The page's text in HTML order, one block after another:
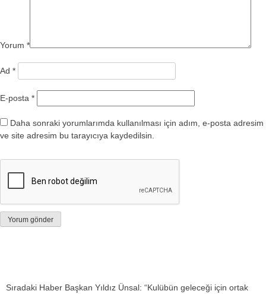
Yorum *
Ad *
E-posta *
Daha sonraki yorumlarımda kullanılması için adım, e-posta adresim
ve site adresim bu tarayıcıya kaydedilsin.
Sıradaki Haber Başkan Yıldız Ünsal: “Kulübün geleceği için ortak